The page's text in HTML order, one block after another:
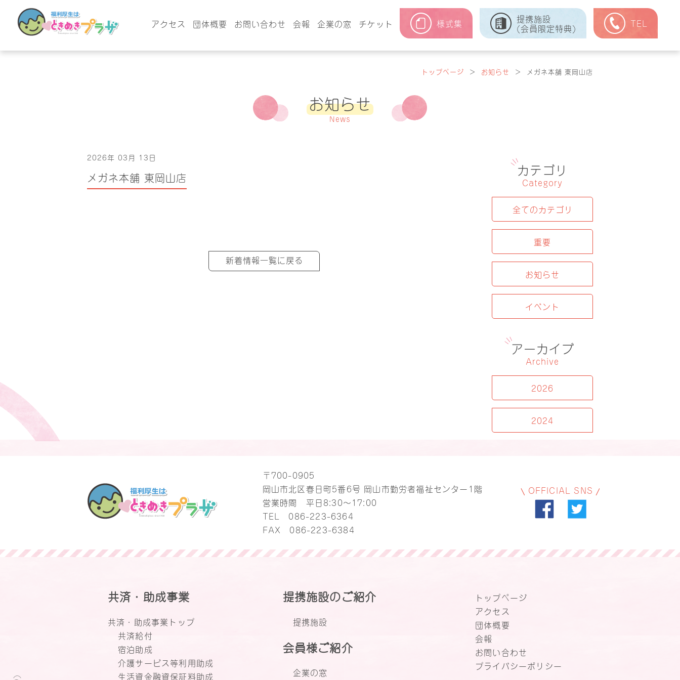
アクセス 団体概要 お問い合わせ 会報 企業の窓 チケット 様式集
提携施設
(会員限定特典)
TEL
トップページ ＞ お知らせ ＞ メガネ本舗 東岡山店
お知らせ
News
2026年 03月 13日
メガネ本舗 東岡山店
新着情報一覧に戻る
カテゴリ
Category
全てのカテゴリ
重要
お知らせ
イベント
アーカイブ
Archive
2026
2024
〒700-0905
岡山市北区春日町5番6号 岡山市勤労者福祉センター1階
営業時間 平日8:30～17:00
TEL 086-223-6364
FAX 086-223-6384
OFFICIAL SNS
共済・助成事業
共済・助成事業トップ
共済給付
宿泊助成
介護サービス等利用助成
生活資金融資保証料助成
提携施設のご紹介
提携施設
会員様ご紹介
企業の窓
トップページ
アクセス
団体概要
会報
お問い合わせ
プライバシーポリシー